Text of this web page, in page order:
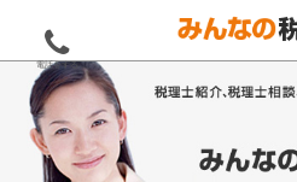
電話をする